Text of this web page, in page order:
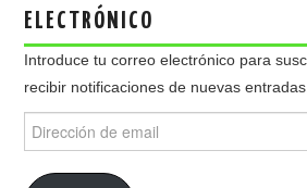
ELECTRÓNICO
Introduce tu correo electrónico para
recibir notificaciones de nuevas entradas.
de